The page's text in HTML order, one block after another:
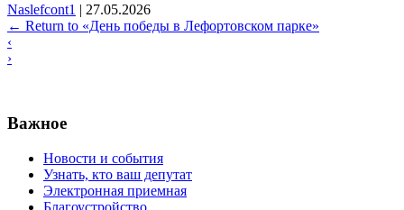
Naslefcont1 | 27.05.2026
← Return to «День победы в Лефортовском парке»
‹
›
Важное
Новости и события
Узнать, кто ваш депутат
Электронная приемная
Благоустройство